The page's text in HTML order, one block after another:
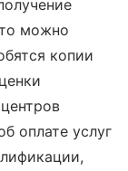
можно
копии
оплате услуг